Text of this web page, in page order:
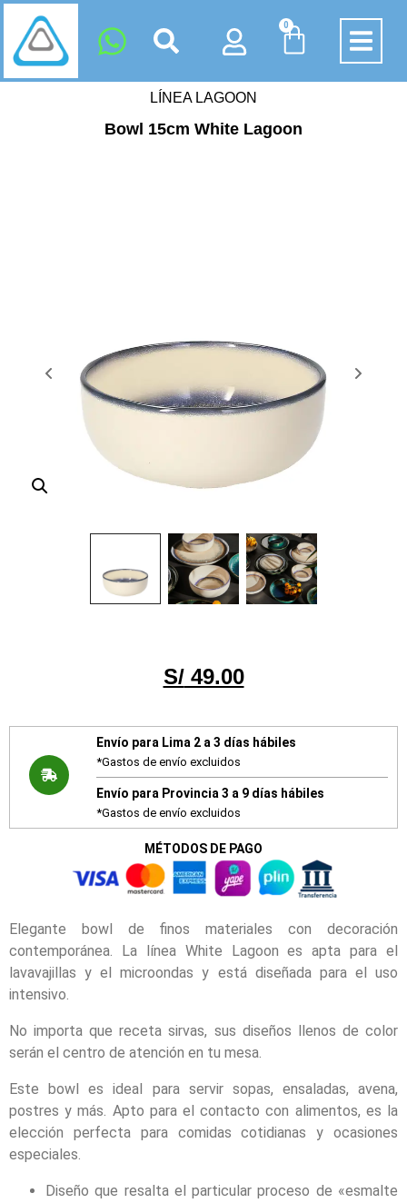
0
LÍNEA LAGOON
Bowl 15cm White Lagoon
S/49.00
Envío para Lima 2 a 3 días hábiles
*Gastos de envío excluidos
Envío para Provincia 3 a 9 días hábiles
*Gastos de envío excluidos
MÉTODOS DE PAGO
Elegante bowl de finos materiales con decoración
contemporánea. La línea White Lagoon es apta para el
lavavajillas y el microondas y está diseñada para el uso
intensivo.
No importa que receta sirvas, sus diseños llenos de color
serán el centro de atención en tu mesa.
Este bowl es ideal para servir sopas, ensaladas, avena,
postres y más. Apto para el contacto con alimentos, es la
elección perfecta para comidas cotidianas y ocasiones
especiales.
Diseño que resalta el particular proceso de «esmalte